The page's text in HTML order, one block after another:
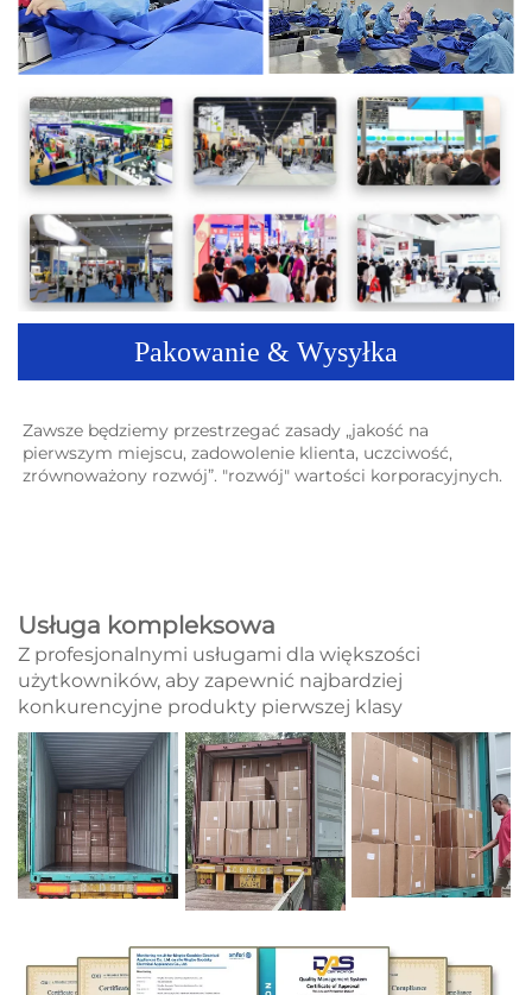
Pakowanie & Wysyłka
Zawsze będziemy przestrzegać zasady „jakość na
pierwszym miejscu, zadowolenie klienta, uczciwość,
zrównoważony rozwój”. "rozwój" wartości korporacyjnych.
Usługa kompleksowa
Z profesjonalnymi usługami dla większości
użytkowników, aby zapewnić najbardziej
konkurencyjne produkty pierwszej klasy